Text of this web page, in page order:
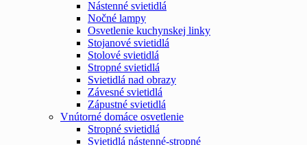
Nástenné svietidlá
Nočné lampy
Osvetlenie kuchynskej linky
Stojanové svietidlá
Stolové svietidlá
Stropné svietidlá
Svietidlá nad obrazy
Závesné svietidlá
Zápustné svietidlá
Vnútorné domáce osvetlenie
Stropné svietidlá
Svietidlá nástenné-stropné